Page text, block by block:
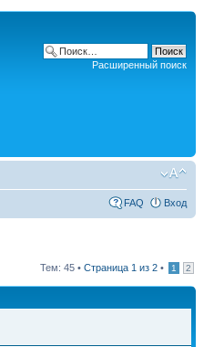
Расширенный поиск
FAQ Вход
Тем: 45 • Страница 1 из 2 • 1 2